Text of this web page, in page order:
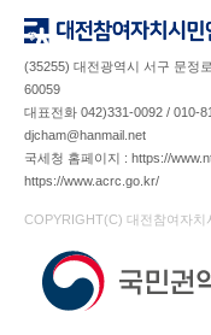
(35255) 대전광역시 서구 문정
60059
대표전화 042)331-0092 / 010-
djcham@hanmail.net
국세청 홈페이지 : https://
https://www.acrc.go.kr/
COPYRIGHT(C) 대전참여자치